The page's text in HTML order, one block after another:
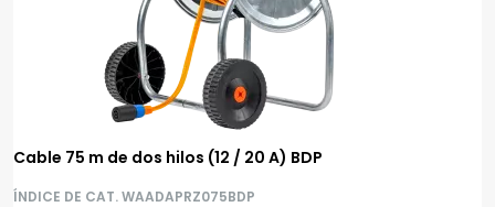
Cable 75 m de dos hilos (12 / 20 A) BDP
ÍNDICE DE CAT. WAADAPRZ075BDP